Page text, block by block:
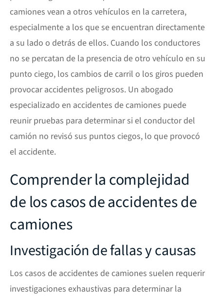
camiones vean a otros vehículos en la carretera,
especialmente a los que se encuentran directamente
a su lado o detrás de ellos. Cuando los conductores
no se percatan de la presencia de otro vehículo en su
punto ciego, los cambios de carril o los giros pueden
provocar accidentes peligrosos. Un abogado
especializado en accidentes de camiones puede
reunir pruebas para determinar si el conductor del
camión no revisó sus puntos ciegos, lo que provocó
el accidente.
Comprender la complejidad
de los casos de accidentes de
camiones
Investigación de fallas y causas
Los casos de accidentes de camiones suelen requerir
investigaciones exhaustivas para determinar la